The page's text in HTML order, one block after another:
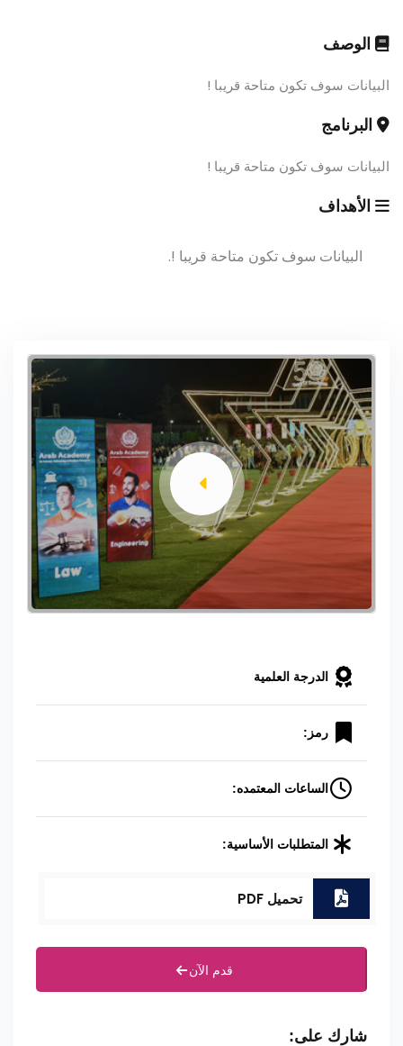
الوصف
البيانات سوف تكون متاحة قريبا !
البرنامج
البيانات سوف تكون متاحة قريبا !
الأهداف
البيانات سوف تكون متاحة قريبا !.
الدرجة العلمية
رمز:
الساعات المعتمده:
المتطلبات الأساسية:
تحميل PDF
قدم الآن
شارك على: